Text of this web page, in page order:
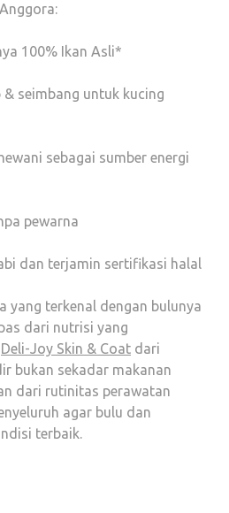
100% Ikan Asli*
seimbang untuk kucing
sebagai sumber energi
pewarna
dan terjamin sertifikasi halal
yang terkenal dengan bulunya
dari nutrisi yang
Deli-Joy Skin & Coat dari
bukan sekadar makanan
dari rutinitas perawatan
agar bulu dan
terbaik.